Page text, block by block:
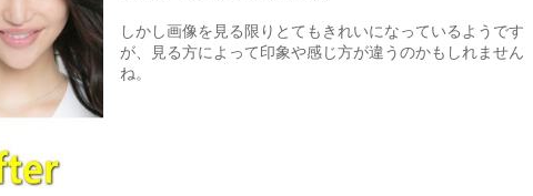
しかし画像を見る限りとてもきれいになっているようです
が、見る方によって印象や感じ方が違うのかもしれません
ね。